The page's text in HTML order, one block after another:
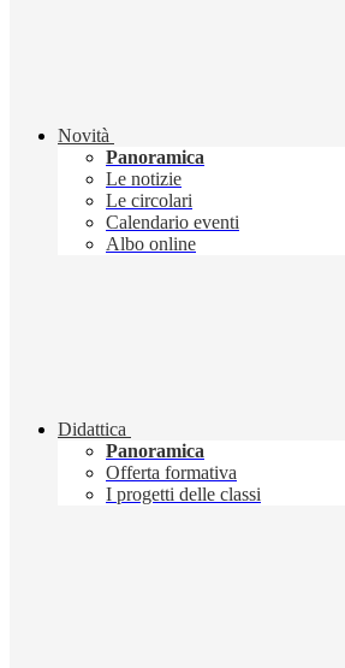
Novità
Panoramica
Le notizie
Le circolari
Calendario eventi
Albo online
Didattica
Panoramica
Offerta formativa
I progetti delle classi